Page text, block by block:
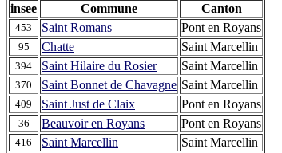
insee
Commune Canton
453 Saint Romans Pont en Royans
95 Chatte Saint Marcellin
394 Saint Hilaire du Rosier Saint Marcellin
370 Saint Bonnet de Chavagne Saint Marcellin
409 Saint Just de Claix Pont en Royans
36 Beauvoir en Royans Pont en Royans
416 Saint Marcellin Saint Marcellin